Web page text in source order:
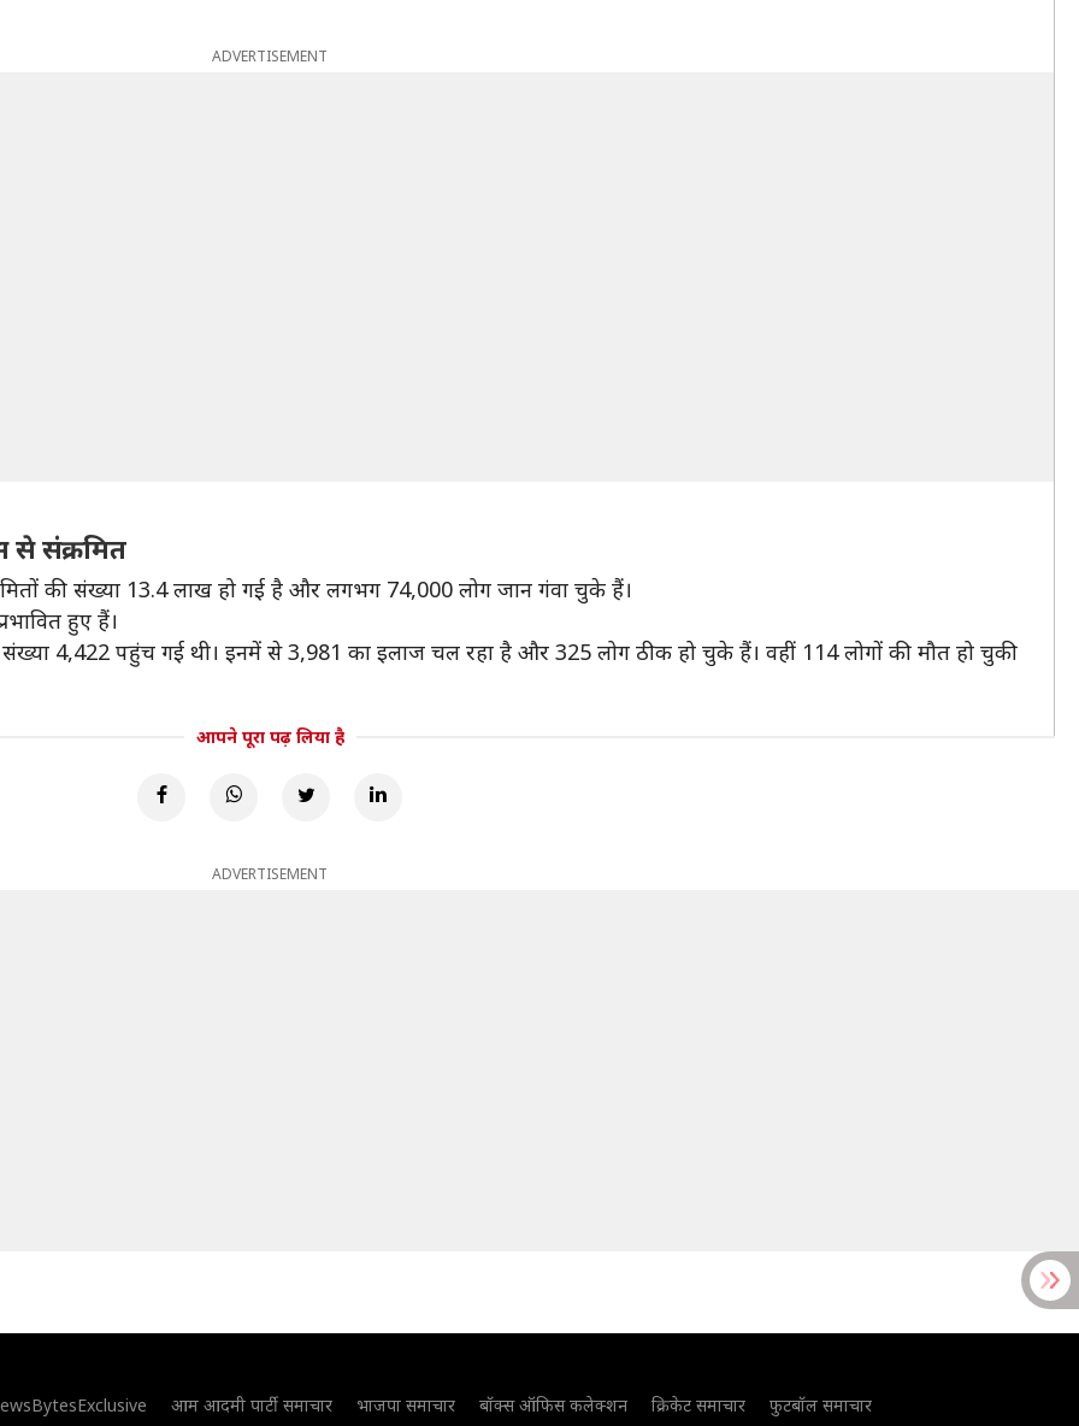
ADVERTISEMENT
से संक्रमित
की संख्या 13.4 लाख हो गई है और लगभग 74,000 लोग जान गंवा चुके हैं।
हुए हैं।
4,422 पहुंच गई थी। इनमें से 3,981 का इलाज चल रहा है और 325 लोग ठीक हो चुके हैं। वहीं 114 लोगों की मौत हो चुकी
आपने पूरा पढ़ लिया है
ADVERTISEMENT
आम आदमी पार्टी समाचार भाजपा समाचार बॉक्स ऑफिस कलेक्शन क्रिकेट समाचार फुटबॉल समाचार